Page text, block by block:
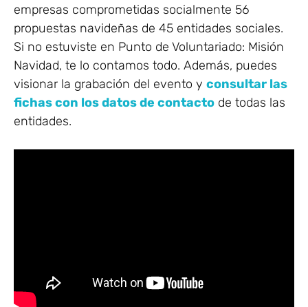
empresas comprometidas socialmente 56
propuestas navideñas de 45 entidades sociales.
Si no estuviste en Punto de Voluntariado: Misión
Navidad, te lo contamos todo. Además, puedes
visionar la grabación del evento y consultar las
fichas con los datos de contacto de todas las
entidades.